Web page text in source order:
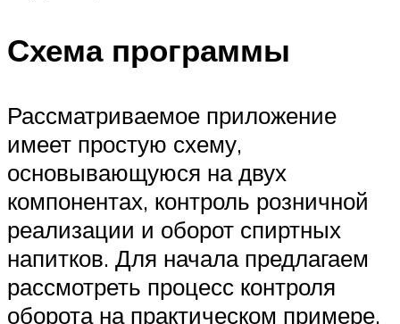
Схема программы
Рассматриваемое приложение
имеет простую схему,
основывающуюся на двух
компонентах, контроль розничной
реализации и оборот спиртных
напитков. Для начала предлагаем
рассмотреть процесс контроля
оборота на практическом примере.